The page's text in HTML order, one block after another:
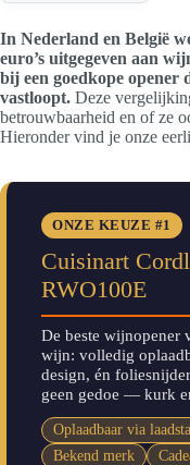
In Nederland en België
euro’s uitgegeven aan
bij een goedkope opener
vastloopt. Deze
betrouwbaarheid en of ze
Hieronder vind je onze
ONZE KEUZE #1
Cuisinart
RWO100E
De beste wijnopener
wijn: volledig
design, én
geen gedoe — kurk
Oplaadbaar via
Bekend merk